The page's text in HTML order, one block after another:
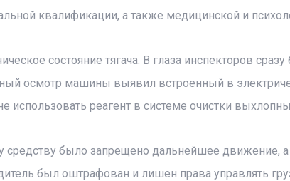
квалификации, а также медицинской и
состояние тягача. В глаза инспекторов
осмотр машины выявил встроенный в
использовать реагент в системе очистки
средству было запрещено дальнейшее движение,
был оштрафован и лишен права управлять